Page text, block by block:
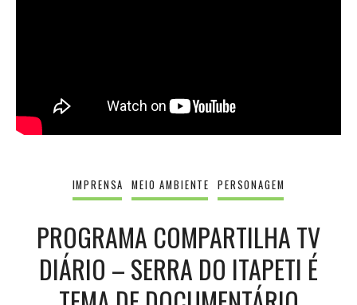
IMPRENSA MEIO AMBIENTE PERSONAGEM
PROGRAMA COMPARTILHA TV
DIÁRIO – SERRA DO ITAPETI É